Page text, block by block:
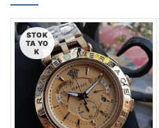
STOK
TA YO
K